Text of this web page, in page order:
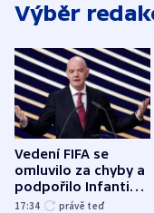
Výběr
Vedení FIFA se
omluvilo za chyby a
podpořilo Infantina.
UEFA trvá na
17:34 právě teď